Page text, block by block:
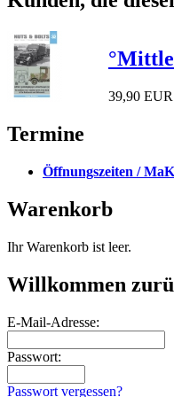
39,90 EUR
Termine
Öffnungszeiten /
Warenkorb
Ihr Warenkorb ist leer.
Willkommen
E-Mail-Adresse:
Passwort:
Passwort vergessen?